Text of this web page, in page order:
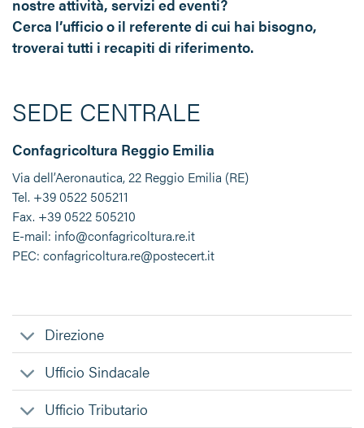
nostre attività, servizi ed eventi?
Cerca l’ufficio o il referente di cui hai bisogno,
troverai tutti i recapiti di riferimento.
SEDE CENTRALE
Confagricoltura Reggio Emilia
Via dell’Aeronautica, 22 Reggio Emilia (RE)
Tel. +39 0522 505211
Fax. +39 0522 505210
E-mail: info@confagricoltura.re.it
PEC: confagricoltura.re@postecert.it
Direzione
Ufficio Sindacale
Ufficio Tributario